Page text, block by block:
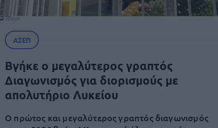
ΑΣΕΠ
Βγήκε ο μεγαλύτερος γραπτός
Διαγωνισμός για διορισμούς με
απολυτήριο Λυκείου
Ο πρώτος και μεγαλύτερος γραπτός διαγωνισμός